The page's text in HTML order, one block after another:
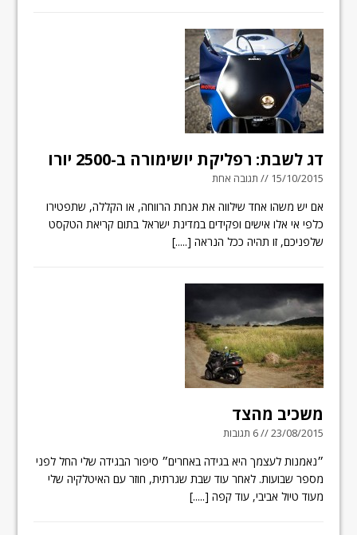
דג לשבת: רפליקת יושימורה ב-2500 יורו
15/10/2015 // תגובה אחת
אם יש משהו אחד שילווה את אנחת הרווחה, או הקללה, שתפטירו
כלפי אי אלו אישים ופקידים במדינת ישראל בתום קריאת הטקסט
שלפניכם, זו תהיה ככל הנראה [.....]
משכיב מהצד
23/08/2015 // 6 תגובות
״נאמנות לעצמך היא בגידה באחרים״ סיפור הבגידה שלי החל לפני
מספר שבועות. לאחר עוד שבת שגרתית, חוזר עם האיטלקיה שלי
מעוד טיול אביבי, עוד קפה [.....]